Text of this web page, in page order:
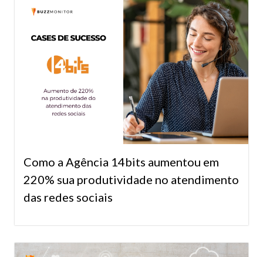
Como a Agência 14bits aumentou em
220% sua produtividade no atendimento
das redes sociais